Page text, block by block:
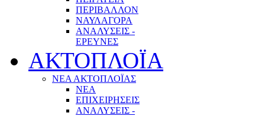
ΠΕΡΙΒΑΛΛΟΝ
ΝΑΥΛΑΓΟΡΑ
ΑΝΑΛΥΣΕΙΣ -
ΕΡΕΥΝΕΣ
ΑΚΤΟΠΛΟΪΑ
ΝΕΑ ΑΚΤΟΠΛΟΪΑΣ
ΝΕΑ
ΕΠΙΧΕΙΡΗΣΕΙΣ
ΑΝΑΛΥΣΕΙΣ -